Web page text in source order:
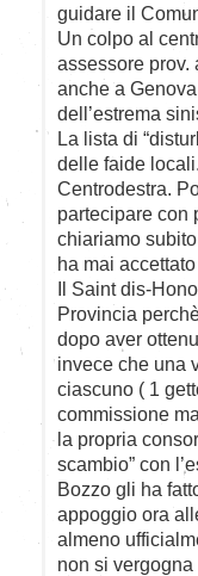
guidare il
Un colpo al
assessore prov.
anche a
dell’estrema
La lista di
delle faide
Centrodestra.
partecipare con
chiariamo
ha mai
Il Saint dis-
Provincia
dopo aver
invece che una
ciascuno ( 1
commissione
la propria
scambio” con
Bozzo gli ha
appoggio ora
almeno
non si